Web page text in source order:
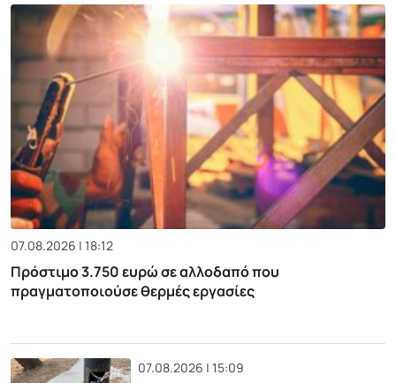
07.08.2026 | 18:12
Πρόστιμο 3.750 ευρώ σε αλλοδαπό που
πραγματοποιούσε θερμές εργασίες
07.08.2026 | 15:09